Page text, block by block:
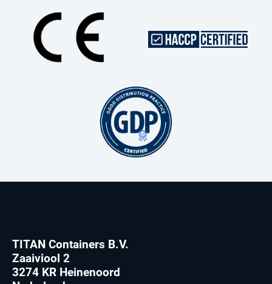
TITAN Containers B.V.
Zaaiviool 2
3274 KR Heinenoord